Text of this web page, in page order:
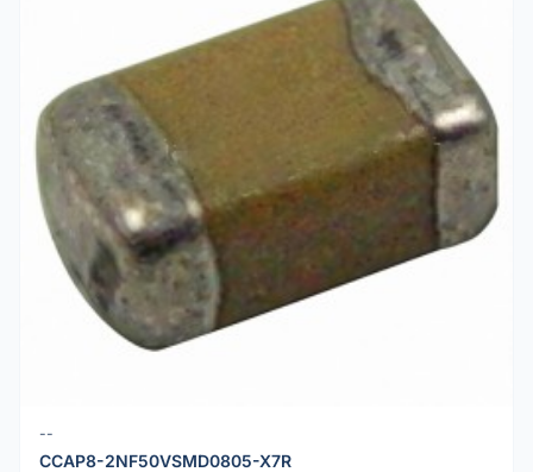
--
CCAP8-2NF50VSMD0805-X7R